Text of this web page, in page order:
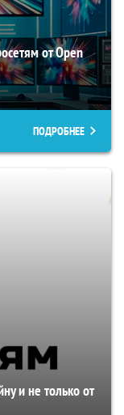
от Open
ПОДРОБНЕЕ
и не только от